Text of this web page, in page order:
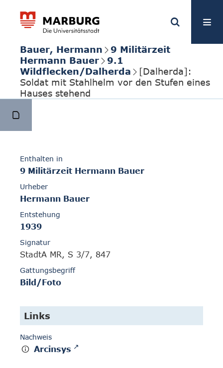
Bauer, Hermann
9 Militärzeit
Hermann Bauer
9.1
Wildflecken/Dalherda
[Dalherda]:
Soldat mit Stahlhelm vor den Stufen eines
Hauses stehend
Enthalten in
9 Militärzeit Hermann Bauer
Urheber
Hermann Bauer
Entstehung
1939
Signatur
StadtA MR, S 3/7, 847
Gattungsbegriff
Bild/Foto
Links
Nachweis
Arcinsys